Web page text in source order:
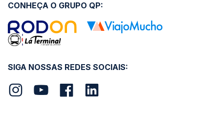
SIGA NOSSAS REDES SOCIAIS:
CONHEÇA O GRUPO QP: